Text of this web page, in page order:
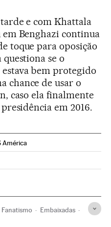
e com Khattala
em Benghazi continua
toque para oposição
se o
bem protegido
chance de usar o
caso ela finalmente
em 2016.
América
Twitter
en Instagram
Brasil en Facebook
Fanatismo Embaixadas